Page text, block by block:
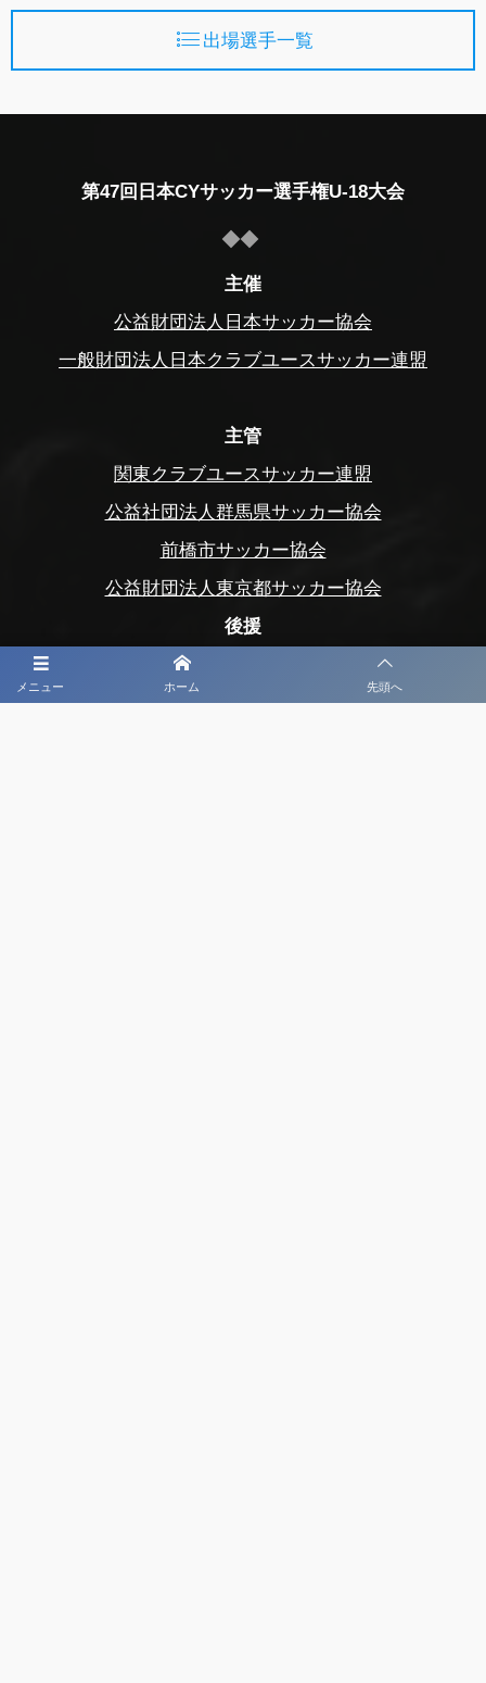
出場選手一覧
メニュー ホーム 先頭へ
第47回日本CYサッカー選手権U-18大会
主催
公益財団法人日本サッカー協会
一般財団法人日本クラブユースサッカー連盟
主管
関東クラブユースサッカー連盟
公益社団法人群馬県サッカー協会
前橋市サッカー協会
公益財団法人東京都サッカー協会
後援
スポーツ庁、群馬県
群馬県教育委員会